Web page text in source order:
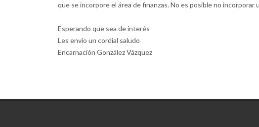
que se incorpore el área de finanzas. No es posible no
Esperando que sea de interés
Les envío un cordial saludo
Encarnación González Vázquez